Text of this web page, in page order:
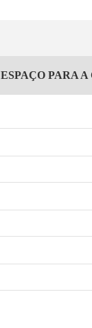
ESPAÇO PARA